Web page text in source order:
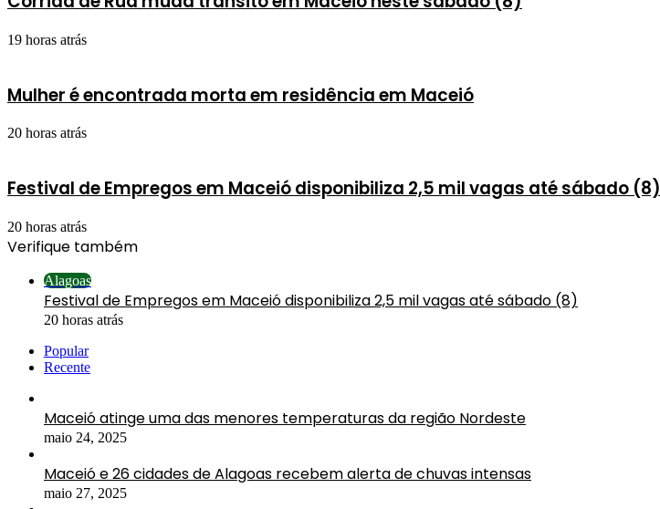
19 horas atrás
Mulher é encontrada morta em residência em Maceió
20 horas atrás
Festival de Empregos em Maceió disponibiliza 2,5 mil vagas até sábado (8)
20 horas atrás
Verifique também
Alagoas
Festival de Empregos em Maceió disponibiliza 2,5 mil vagas até sábado (8)
20 horas atrás
Popular
Recente
Maceió atinge uma das menores temperaturas da região Nordeste
maio 24, 2025
Maceió e 26 cidades de Alagoas recebem alerta de chuvas intensas
maio 27, 2025